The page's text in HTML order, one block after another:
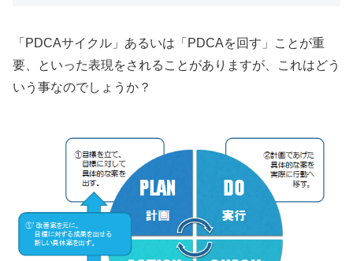
「PDCAサイクル」あるいは「PDCAを回す」ことが重
要、といった表現をされることがありますが、これはどう
いう事なのでしょうか？